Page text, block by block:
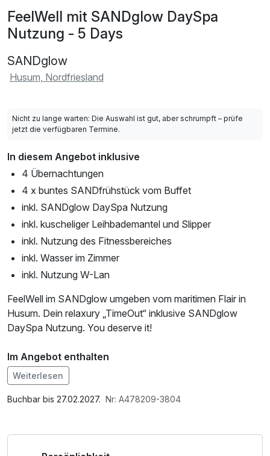
FeelWell mit SANDglow DaySpa
Nutzung - 5 Days
SANDglow
Husum, Nordfriesland
Nicht zu lange warten: Die Auswahl ist gut, aber schrumpft – prüfe
jetzt die verfügbaren Termine.
In diesem Angebot inklusive
4 Übernachtungen
4 x buntes SANDfrühstück vom Buffet
inkl. SANDglow DaySpa Nutzung
inkl. kuscheliger Leihbademantel und Slipper
inkl. Nutzung des Fitnessbereiches
inkl. Wasser im Zimmer
inkl. Nutzung W-Lan
FeelWell im SANDglow umgeben vom maritimen Flair in
Husum. Dein relaxury „TimeOut“ inklusive SANDglow
DaySpa Nutzung. You deserve it!
Im Angebot enthalten
1 Flasche Mineralwasser, W-LAN Nutzung /
Internetnutzung
Weiterlesen
Buchbar bis 27.02.2027. Nr: A478209-3804